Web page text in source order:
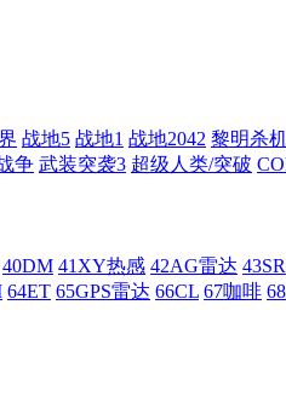
战地5 战地1 战地2042 黎明杀
争 武装突袭3 超级人类/突破
40DM 41XY热感 42AG雷达 43SR
64ET 65GPS雷达 66CL 67咖啡